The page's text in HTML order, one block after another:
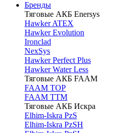
Бренды
Тяговые АКБ Enersys
Hawker ATEX
Hawker Evolution
Ironclad
NexSys
Hawker Perfect Plus
Hawker Water Less
Тяговые АКБ FAAM
FAAM TOP
FAAM TTM
Тяговые АКБ Искра
Elhim-Iskra PzS
Elhim-Iskra PzSH